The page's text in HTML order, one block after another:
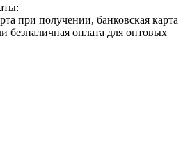
при получении, банковская карта
безналичная оплата для оптовых